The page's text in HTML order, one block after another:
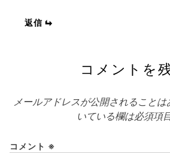
返信
コメントを
メールアドレスが公開されることは
いている欄は必須項
コメント ※